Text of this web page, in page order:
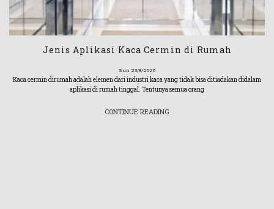
Jenis Aplikasi Kaca Cermin di Rumah
Sun 23/8/2020
Kaca cermin dirumah adalah elemen dari industri kaca yang tidak bisa ditiadakan didalam
aplikasi di rumah tinggal. Tentunya semua orang
CONTINUE READING